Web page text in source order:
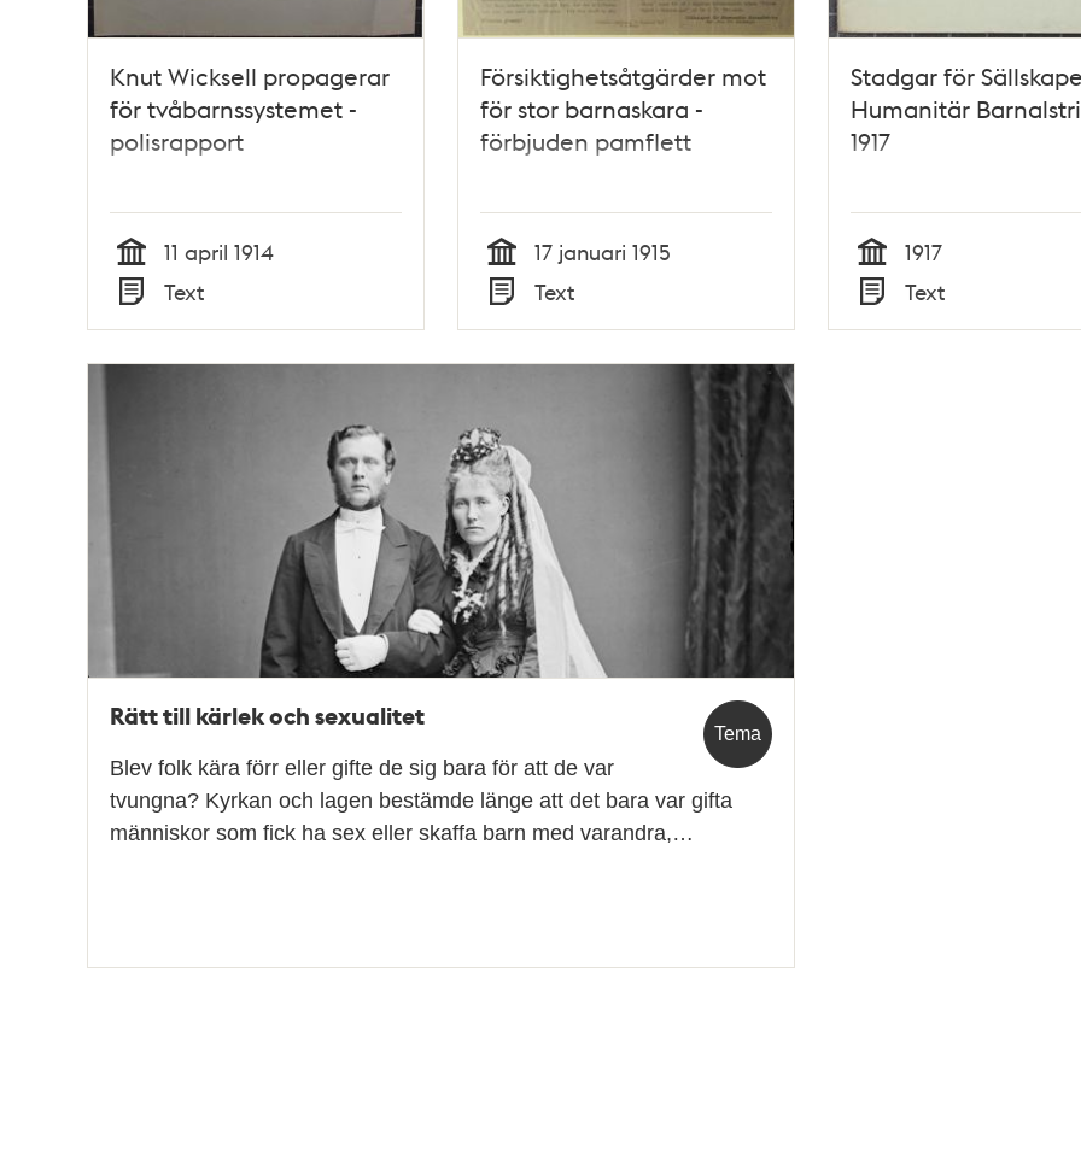
Knut Wicksell propagerar
för tvåbarnssystemet -
polisrapport
Tid
11 april 1914
Typ
Text
Försiktighetsåtgärder mot
för stor barnaskara -
förbjuden pamflett
Tid
17 januari 1915
Typ
Text
Stadgar för
Humanitär
1917
Tid
1917
Typ
Text
Tema
Rätt till kärlek och sexualitet
Blev folk kära förr eller gifte de sig bara för att de var
tvungna? Kyrkan och lagen bestämde länge att det bara var gifta
människor som fick ha sex eller skaffa barn med varandra,…